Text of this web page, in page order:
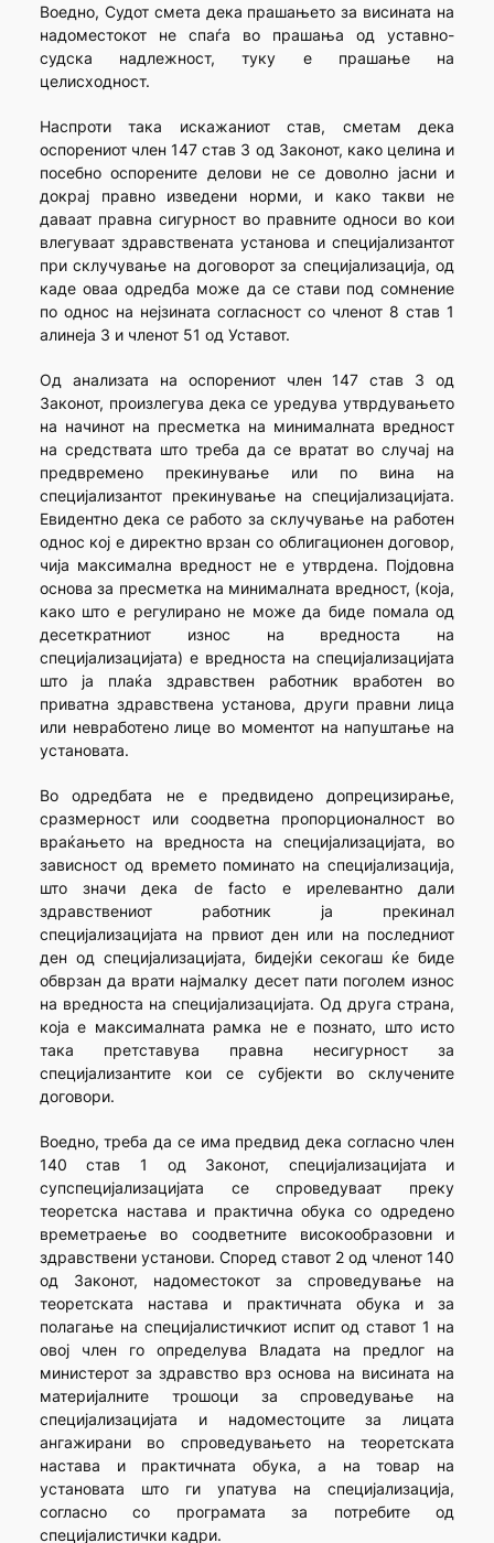
Воедно, Судот смета дека прашањето за висината на
надоместокот не спаѓа во прашања од уставно-
судска надлежност, туку е прашање на
целисходност.
Наспроти така искажаниот став, сметам дека
оспорениот член 147 став 3 од Законот, како целина и
посебно оспорените делови не се доволно јасни и
докрај правно изведени норми, и како такви не
даваат правна сигурност во правните односи во кои
влегуваат здравствената установа и специјализантот
при склучување на договорот за специјализација, од
каде оваа одредба може да се стави под сомнение
по однос на нејзината согласност со членот 8 став 1
алинеја 3 и членот 51 од Уставот.
Од анализата на оспорениот член 147 став 3 од
Законот, произлегува дека се уредува утврдувањето
на начинот на пресметка на минималната вредност
на средствата што треба да се вратат во случај на
предвремено прекинување или по вина на
специјализантот прекинување на специјализацијата.
Евидентно дека се работо за склучување на работен
однос кој е директно врзан со облигационен договор,
чија максимална вредност не е утврдена. Појдовна
основа за пресметка на минималната вредност, (која,
како што е регулирано не може да биде помала од
десеткратниот износ на вредноста на
специјализацијата) е вредноста на специјализацијата
што ја плаќа здравствен работник вработен во
приватна здравствена установа, други правни лица
или невработено лице во моментот на напуштање на
установата.
Во одредбата не е предвидено допрецизирање,
сразмерност или соодветна пропорционалност во
враќањето на вредноста на специјализацијата, во
зависност од времето поминато на специјализација,
што значи дека de facto е ирелевантно дали
здравствениот работник ја прекинал
специјализацијата на првиот ден или на последниот
ден од специјализацијата, бидејќи секогаш ќе биде
обврзан да врати најмалку десет пати поголем износ
на вредноста на специјализацијата. Од друга страна,
која е максималната рамка не е познато, што исто
така претставува правна несигурност за
специјализантите кои се субјекти во склучените
договори.
Воедно, треба да се има предвид дека согласно член
140 став 1 од Законот, специјализацијата и
супспецијализацијата се спроведуваат преку
теоретска настава и практична обука со одредено
времетраење во соодветните високообразовни и
здравствени установи. Според ставот 2 од членот 140
од Законот, надоместокот за спроведување на
теоретската настава и практичната обука и за
полагање на специјалистичкиот испит од ставот 1 на
овој член го определува Владата на предлог на
министерот за здравство врз основа на висината на
материјалните трошоци за спроведување на
специјализацијата и надоместоците за лицата
ангажирани во спроведувањето на теоретската
настава и практичната обука, а на товар на
установата што ги упатува на специјализација,
согласно со програмата за потребите од
специјалистички кадри.